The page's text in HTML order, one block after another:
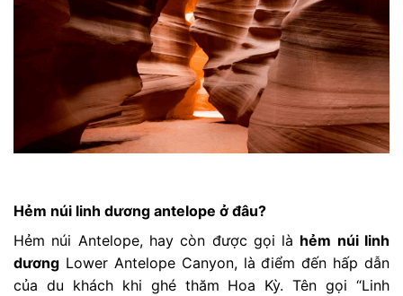
Hẻm núi linh dương antelope ở đâu?
Hẻm núi Antelope, hay còn được gọi là hẻm núi linh
dương Lower Antelope Canyon, là điểm đến hấp dẫn
của du khách khi ghé thăm Hoa Kỳ. Tên gọi “Linh